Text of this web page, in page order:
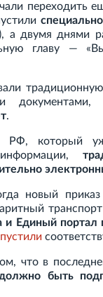
переходить
), а двумя днями
главу —
документами,
.
РФ, который
новый
и Единый портал
что в
быть